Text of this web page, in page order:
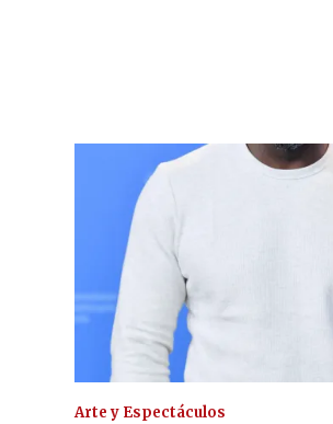
Arte y Espectáculos